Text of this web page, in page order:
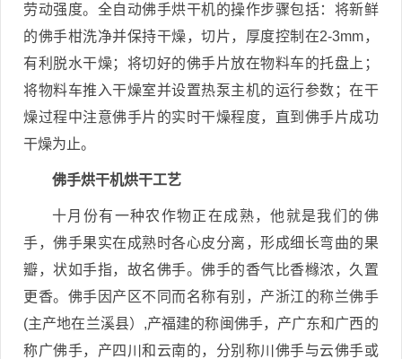
劳动强度。全自动佛手烘干机的操作步骤包括：将新鲜
的佛手柑洗净并保持干燥，切片，厚度控制在2-3mm，
有利脱水干燥；将切好的佛手片放在物料车的托盘上；
将物料车推入干燥室并设置热泵主机的运行参数；在干
燥过程中注意佛手片的实时干燥程度，直到佛手片成功
干燥为止。
佛手烘干机烘干工艺
十月份有一种农作物正在成熟，他就是我们的佛
手，佛手果实在成熟时各心皮分离，形成细长弯曲的果
瓣，状如手指，故名佛手。佛手的香气比香橼浓，久置
更香。佛手因产区不同而名称有别，产浙江的称兰佛手
(主产地在兰溪县）,产福建的称闽佛手，产广东和广西的
称广佛手，产四川和云南的，分别称川佛手与云佛手或